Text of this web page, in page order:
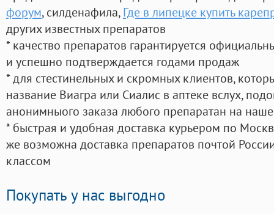
форум, силденафила, Где в липецке купить
других известных препаратов
* качество препаратов гарантируется
и успешно подтверждается годами продаж
* для стестинельных и скромных клиентов,
название Виагра или Сиалис в аптеке вслух,
анонимныого заказа любого препаратан на
* быстрая и удобная доставка курьером по
же возможна доставка препаратов почтой
классом
Покупать у нас выгодно